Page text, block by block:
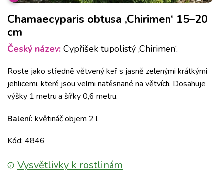
Chamaecyparis obtusa ‚Chirimen‘ 15–20
cm
Český název: Cypřišek tupolistý ‚Chirimen‘.
Roste jako středně větvený keř s jasně zelenými krátkými
jehlicemi, které jsou velmi natěsnané na větvích. Dosahuje
výšky 1 metru a šířky 0,6 metru.
Balení: květináč objem 2 l
Kód: 4846
Vysvětlivky k rostlinám